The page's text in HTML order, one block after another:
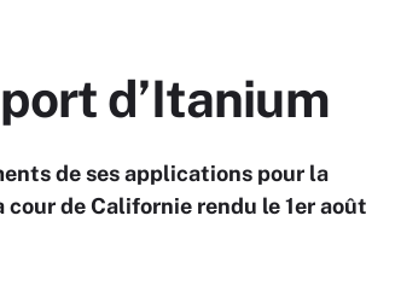
d’Itanium
de ses applications pour la
de Californie rendu le 1er août